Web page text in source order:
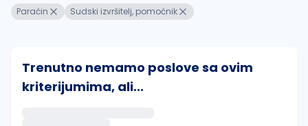
Paraćin Sudski izvršitelj, pomoćnik
Trenutno nemamo poslove sa ovim
kriterijumima, ali...